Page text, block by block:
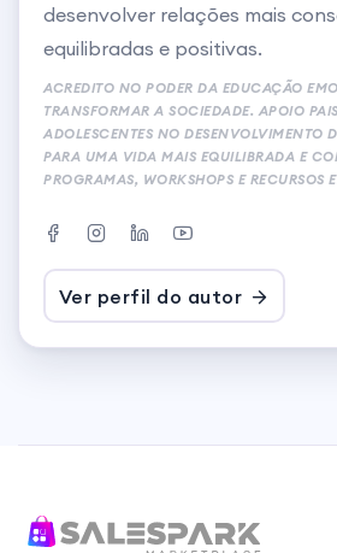
desenvolver relações mais
equilibradas e positivas.
ACREDITO NO PODER DA EDUCAÇÃO
TRANSFORMAR A SOCIEDADE. APOIO
ADOLESCENTES NO DESENVOLVIMENTO
PARA UMA VIDA MAIS EQUILIBRADA E
PROGRAMAS, WORKSHOPS E RECURSOS
Ver perfil do autor